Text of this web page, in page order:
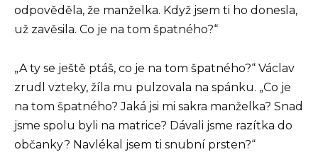
odpověděla, že manželka. Když jsem ti ho donesla,
už zavěsila. Co je na tom špatného?“
„A ty se ještě ptáš, co je na tom špatného?“ Václav
zrudl vzteky, žíla mu pulzovala na spánku. „Co je
na tom špatného? Jaká jsi mi sakra manželka? Snad
jsme spolu byli na matrice? Dávali jsme razítka do
občanky? Navlékal jsem ti snubní prsten?“